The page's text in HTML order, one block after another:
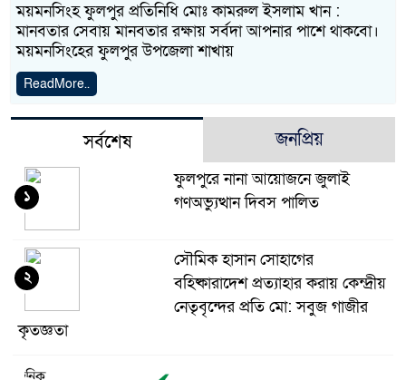
ময়মনসিংহ ফুলপুর প্রতিনিধি মোঃ কামরুল ইসলাম খান :
মানবতার সেবায় মানবতার রক্ষায় সর্বদা আপনার পাশে থাকবো।
ময়মনসিংহের ফুলপুর উপজেলা শাখায়
ReadMore..
সর্বশেষ জনপ্রিয়
ফুলপুরে নানা আয়োজনে জুলাই
গণঅভ্যুত্থান দিবস পালিত
১
সৌমিক হাসান সোহাগের
বহিষ্কারাদেশ প্রত্যাহার করায় কেন্দ্রীয়
নেতৃবৃন্দের প্রতি মো: সবুজ গাজীর
কৃতজ্ঞতা
২